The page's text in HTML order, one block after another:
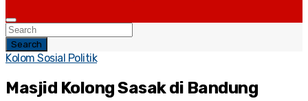
Search
Kolom Sosial Politik
Masjid Kolong Sasak di Bandung